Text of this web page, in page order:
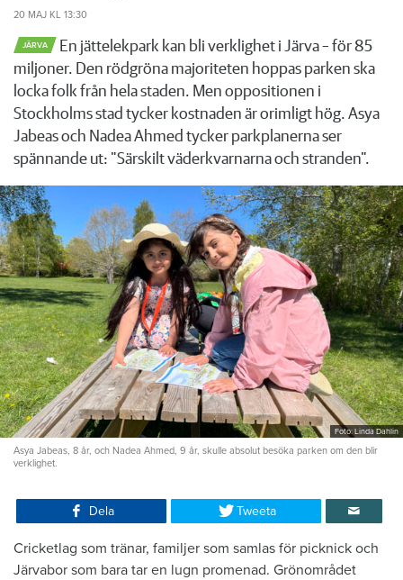
20 MAJ KL 13:30
JÄRVA
En jättelekpark kan bli verklighet i Järva – för 85
miljoner. Den rödgröna majoriteten hoppas parken ska
locka folk från hela staden. Men oppositionen i
Stockholms stad tycker kostnaden är orimligt hög. Asya
Jabeas och Nadea Ahmed tycker parkplanerna ser
spännande ut: "Särskilt väderkvarnarna och stranden".
Foto: Linda Dahlin
Asya Jabeas, 8 år, och Nadea Ahmed, 9 år, skulle absolut besöka parken om den blir
verklighet.
Dela Tweeta
Cricketlag som tränar, familjer som samlas för picknick och
Järvabor som bara tar en lugn promenad. Grönområdet